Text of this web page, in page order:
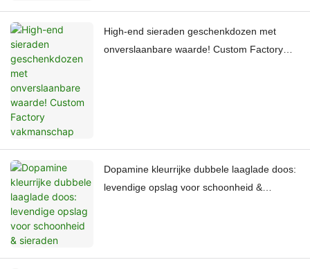
High-end sieraden geschenkdozen met
onverslaanbare waarde! Custom Factory
Dopamine kleurrijke dubbele laaglade doos:
levendige opslag voor schoonheid &